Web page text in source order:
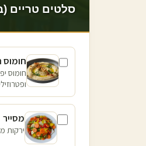
סלטים טריים
חומוס
חומוס
מסייר
ירקות